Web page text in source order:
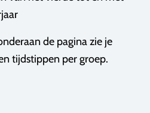
de pagina zie je
tijdstippen per groep.